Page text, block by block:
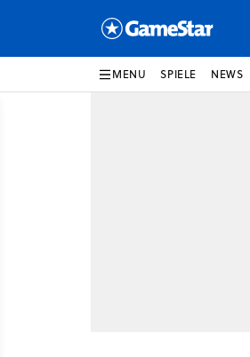
MENU SPIELE NEWS